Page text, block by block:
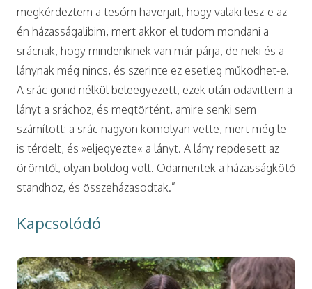
megkérdeztem a tesóm haverjait, hogy valaki lesz-e az
én házasságalibim, mert akkor el tudom mondani a
srácnak, hogy mindenkinek van már párja, de neki és a
lánynak még nincs, és szerinte ez esetleg működhet-e.
A srác gond nélkül beleegyezett, ezek után odavittem a
lányt a sráchoz, és megtörtént, amire senki sem
számított: a srác nagyon komolyan vette, mert még le
is térdelt, és »eljegyezte« a lányt. A lány repdesett az
örömtől, olyan boldog volt. Odamentek a házasságkötő
standhoz, és összeházasodtak.”
Kapcsolódó